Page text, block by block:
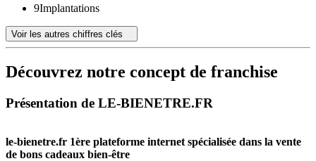
9Implantations
Voir les autres chiffres clés
Découvrez notre concept de franchise
Présentation de LE-BIENETRE.FR
le-bienetre.fr 1ère plateforme internet spécialisée dans la vente
de bons cadeaux bien-être